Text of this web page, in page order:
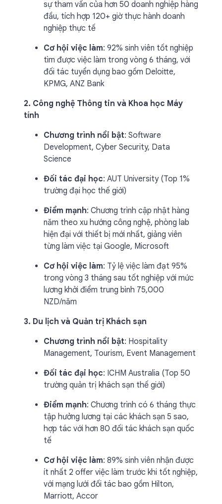
sự tham vấn của hơn 50 doanh nghiệp hàng
đầu, tích hợp 120+ giờ thực hành doanh
nghiệp thực tế
Cơ hội việc làm: 92% sinh viên tốt nghiệp
tìm được việc làm trong vòng 6 tháng, với
đối tác tuyển dụng bao gồm Deloitte,
KPMG, ANZ Bank
2. Công nghệ Thông tin và Khoa học Máy
tính
Chương trình nổi bật: Software
Development, Cyber Security, Data
Science
Đối tác đại học: AUT University (Top 1%
trường đại học thế giới)
Điểm mạnh: Chương trình cập nhật hàng
năm theo xu hướng công nghệ, phòng lab
hiện đại với thiết bị mới nhất, giảng viên
từng làm việc tại Google, Microsoft
Cơ hội việc làm: Tỷ lệ việc làm đạt 95%
trong vòng 3 tháng sau tốt nghiệp với mức
lương khởi điểm trung bình 75,000
NZD/năm
3. Du lịch và Quản trị Khách sạn
Chương trình nổi bật: Hospitality
Management, Tourism, Event Management
Đối tác đại học: ICHM Australia (Top 50
trường quản trị khách sạn thế giới)
Điểm mạnh: Chương trình có 6 tháng thực
tập hưởng lương tại các khách sạn 5 sao,
hợp tác với hơn 80 đối tác khách sạn quốc
tế
Cơ hội việc làm: 89% sinh viên nhận được
ít nhất 2 offer việc làm trước khi tốt nghiệp,
với mạng lưới đối tác bao gồm Hilton,
Marriott, Accor